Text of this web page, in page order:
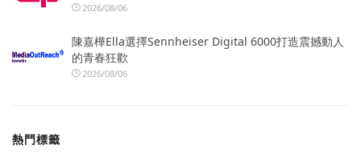
2026/08/06
陳嘉樺Ella選擇Sennheiser Digital 6000打造震撼動人
的青春狂歡
2026/08/06
熱門標籤